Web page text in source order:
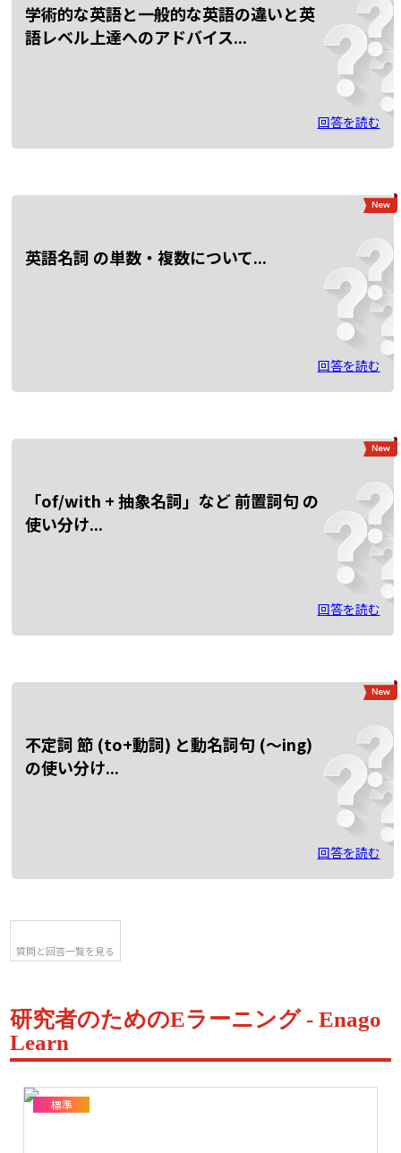
学術的な英語と一般的な英語の違いと英
語レベル上達へのアドバイス...
回答を読む
英語名詞 の単数・複数について...
回答を読む
「of/with + 抽象名詞」など 前置詞句 の
使い分け...
回答を読む
不定詞 節 (to+動詞) と動名詞句 (～ing)
の使い分け...
回答を読む
質問と回答一覧を見る
研究者のためのEラーニング - Enago
Learn
標準